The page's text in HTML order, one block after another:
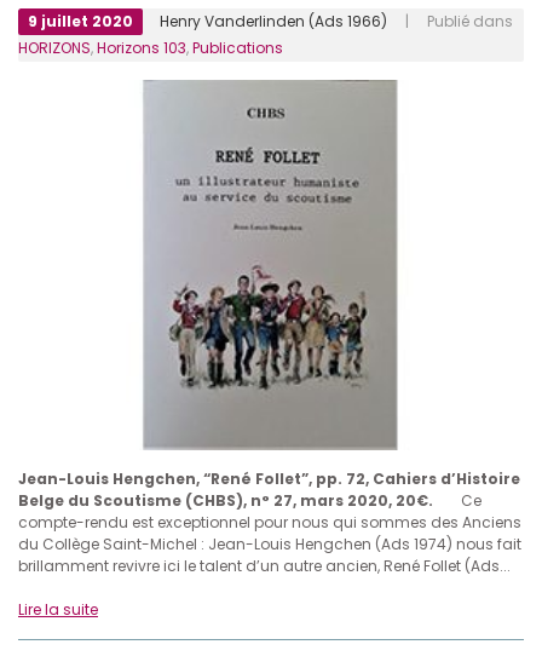
9 juillet 2020 Henry Vanderlinden (Ads 1966) | Publié dans
HORIZONS,Horizons 103,Publications
Jean-Louis Hengchen, “René Follet”, pp. 72, Cahiers d’Histoire
Belge du Scoutisme (CHBS), n° 27, mars 2020, 20€.
Ce
compte-rendu est exceptionnel pour nous qui sommes des Anciens
du Collège Saint-Michel : Jean-Louis Hengchen (Ads 1974) nous fait
brillamment revivre ici le talent d’un autre ancien, René Follet (Ads...
Lire la suite